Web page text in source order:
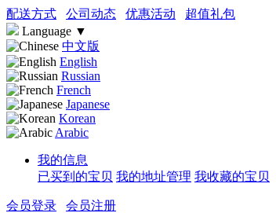
配送方式 公司动态 优惠活动
超值礼包
Language ▼
中文版
English
Russian
French
Japanese
Korean
Arabic
我的信息
已买到的宝贝 我的地址管理 我收藏的宝贝
会员登录 会员注册